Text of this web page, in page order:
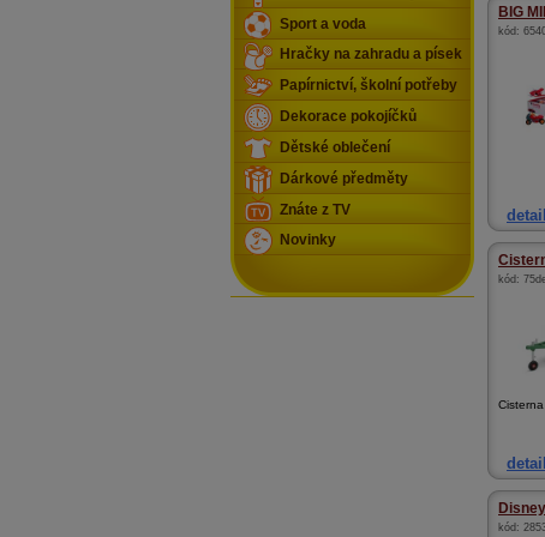
BIG
kód:
detail
kód:
detail
kód:
Sport a voda
Hračky na zahradu a písek
Papírnictví, školní potřeby
Dekorace pokojíčků
Dětské oblečení
Dárkové předměty
Znáte z TV
Novinky